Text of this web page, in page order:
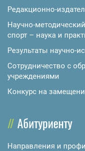
Редакционно-
Научно-
спорт – наука и
Результаты научно-
Сотрудничество с
учреждениями
Конкурс на
Абитуриенту
Направления и